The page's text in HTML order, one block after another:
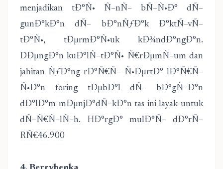
menjadikan tÐ°Ñ• Ñ–nÑ– bÑ–Ñ•Ð° dÑ–
gunÐ°kÐ°n dÑ– bÐ°nÑƒÐ°k Ð°ktÑ–vÑ–
tÐ°Ñ•, tÐµrmÐ°Ñ•uk kÐ¾ndÐ°ngÐ°n.
DÐµngÐ°n kuÐ°lÑ–tÐ°Ñ• Ñ€rÐµmÑ–um dan
jahitan ÑƒÐ°ng rÐ°Ñ€Ñ– Ñ•ÐµrtÐ° lÐ°Ñ€Ñ–
Ñ•Ð°n foring tÐµbÐ°l dÑ– bÐ°gÑ–Ð°n
dÐ°lÐ°m mÐµnjÐ°dÑ–kÐ°n tas ini layak untuk
dÑ–Ñ€Ñ–lÑ–h. HÐ°rgÐ° mulÐ°Ñ– dÐ°rÑ–
RÑ€46.900